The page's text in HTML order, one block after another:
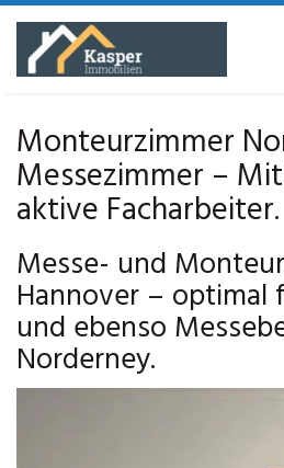
Skip
main
Monteurzimmer
Messezimmer –
aktive Facharbeiter.
Messe- und
Hannover – optimal
und ebenso
Norderney.